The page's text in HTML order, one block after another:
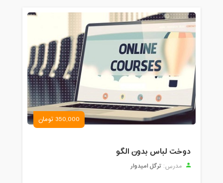
350,000 تومان
دوخت لباس بدون الگو
مدرس: ترگل امیدوار